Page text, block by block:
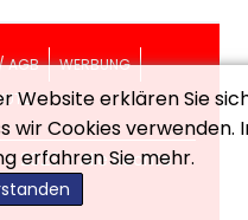
Website erklären Sie
wir Cookies verwenden.
erfahren Sie mehr.
AGB
WERBUNG
2026 - Alle Rechte